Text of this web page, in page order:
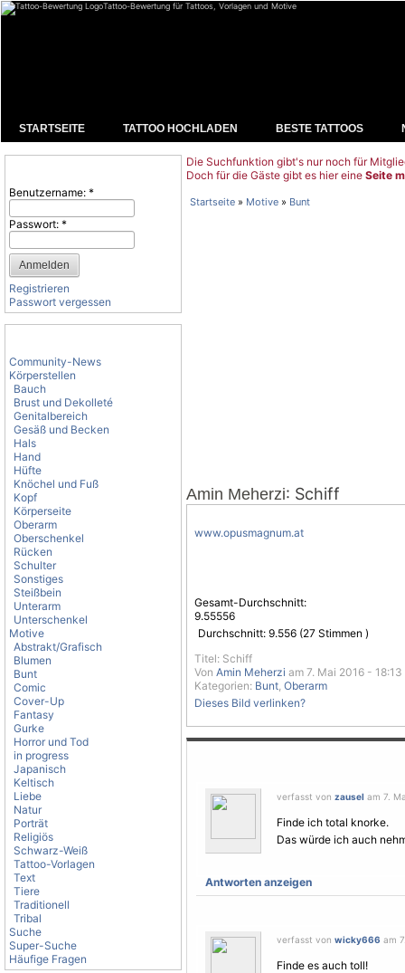
Tattoo-Bewertung für Tattoos, Vorlagen und Motive
STARTSEITE TATTOO HOCHLADEN BESTE TATTOOS
Benutzername: *
Passwort: *
Registrieren
Passwort vergessen
Community-News
Körperstellen
Bauch
Brust und Dekolleté
Genitalbereich
Gesäß und Becken
Hals
Hand
Hüfte
Knöchel und Fuß
Kopf
Körperseite
Oberarm
Oberschenkel
Rücken
Schulter
Sonstiges
Steißbein
Unterarm
Unterschenkel
Motive
Abstrakt/Grafisch
Blumen
Bunt
Comic
Cover-Up
Fantasy
Gurke
Horror und Tod
in progress
Japanisch
Keltisch
Liebe
Natur
Porträt
Religiös
Schwarz-Weiß
Tattoo-Vorlagen
Text
Tiere
Traditionell
Tribal
Suche
Super-Suche
Häufige Fragen
Die Suchfunktion gibt's nur noch für
Doch für die Gäste gibt es hier eine Seite
Startseite » Motive » Bunt
Amin Meherzi: Schiff
www.opusmagnum.at
Gesamt-Durchschnitt:
9.55556
Durchschnitt: 9.556 (27 Stimmen )
Titel: Schiff
Von Amin Meherzi am 7. Mai 2016 - 18:13
Kategorien: Bunt, Oberarm
Dieses Bild verlinken?
verfasst von zausel am 7.
Finde ich total knorke.
Das würde ich auch
Antworten anzeigen
verfasst von wicky666 am
Finde es auch toll!